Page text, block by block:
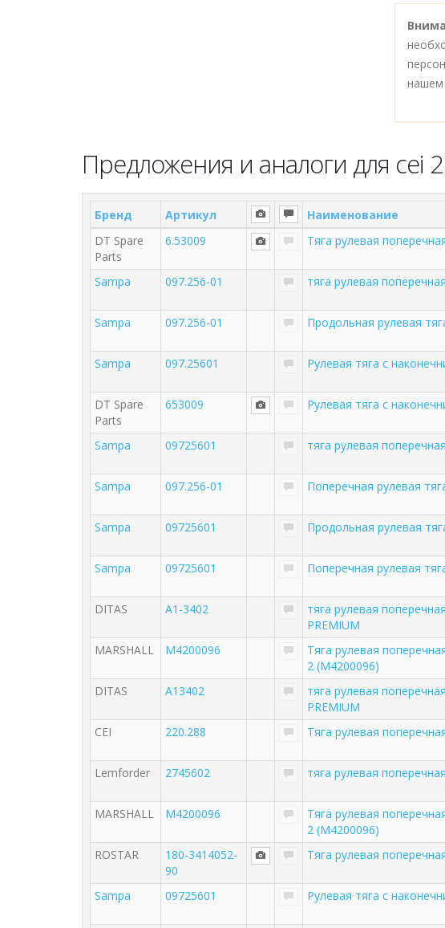
нашем
Предложения и аналоги для cei
Бренд Артикул Наименование
DT Spare
Parts
6.53009 Тяга рулевая
Sampa 097.256-01 тяга рулевая
Sampa 097.256-01 Продольная рулевая
Sampa 097.25601 Рулевая тяга с
DT Spare
Parts
653009 Рулевая тяга с
Sampa 09725601 тяга рулевая
Sampa 097.256-01 Поперечная рулевая
Sampa 09725601 Продольная рулевая
Sampa 09725601 Поперечная рулевая
DITAS A1-3402
тяга рулевая
PREMIUM
MARSHALL M4200096
Тяга рулевая
2 (M4200096)
DITAS A13402
тяга рулевая
PREMIUM
CEI 220.288 Тяга рулевая
Lemforder 2745602 тяга рулевая
MARSHALL M4200096
Тяга рулевая
2 (M4200096)
ROSTAR
180-3414052-
90
Тяга рулевая
Sampa 09725601 Рулевая тяга с